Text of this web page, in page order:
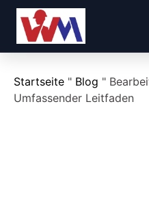
Startseite " Blog "
Umfassender Leitfaden